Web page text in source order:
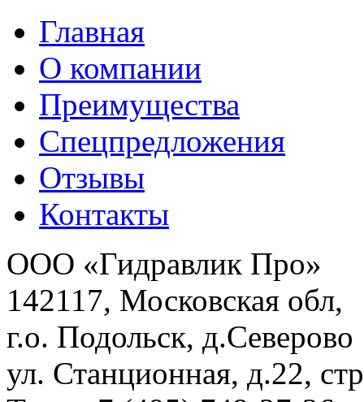
Главная
О компании
Преимущества
Спецпредложения
Отзывы
Контакты
ООО «Гидравлик Про»
142117, Московская обл,
г.о. Подольск, д.Северово
ул. Станционная, д.22,